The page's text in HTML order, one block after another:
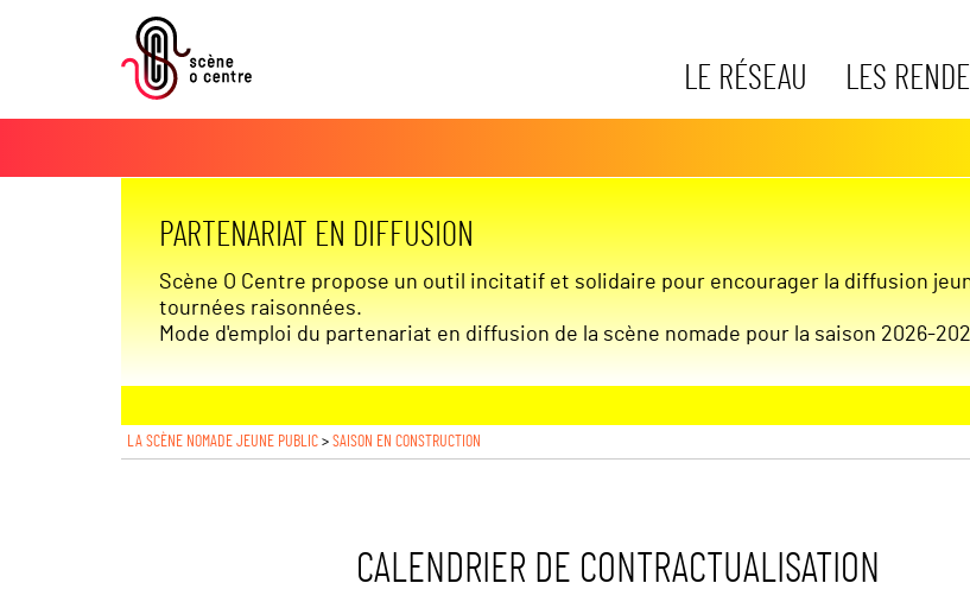
LE RÉSEAU LES
PARTENARIAT EN DIFFUSION
Scène O Centre propose un outil incitatif et solidaire pour encourager la diffusion
tournées raisonnées.
Mode d'emploi du partenariat en diffusion de la scène nomade pour la saison 2026-
LA SCÈNE NOMADE JEUNE PUBLIC > SAISON EN CONSTRUCTION
CALENDRIER DE CONTRACTUALISATION